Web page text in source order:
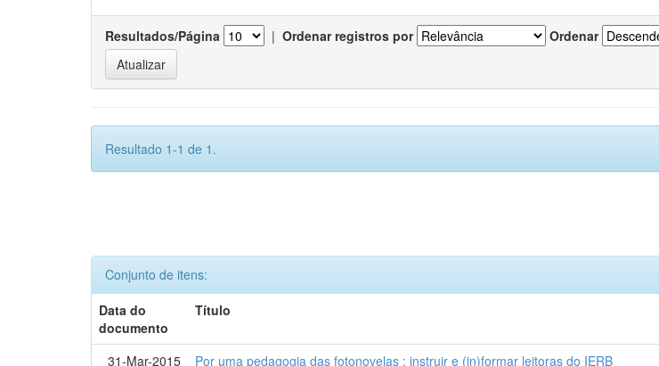
Resultados/Página | Ordenar registros por Ordenar
Resultado 1-1 de 1.
Conjunto de itens:
Data do
documento
Título
31-Mar-2015 Por uma pedagogia das fotonovelas : instruir e (in)formar leitoras do IERB